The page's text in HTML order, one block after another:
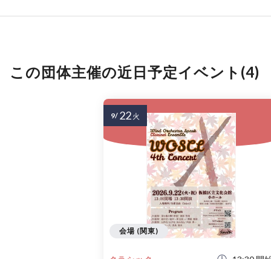
この団体主催の近日予定イベント(4)
会場 (関東)
9/ 22 火